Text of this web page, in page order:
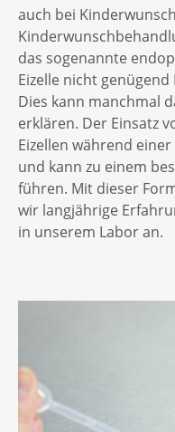
auch bei
das sogenannte
Eizelle nicht
Dies kann manchmal
erklären. Der Einsatz
Eizellen während einer
und kann zu einem
führen. Mit dieser
wir langjährige
in unserem Labor an.